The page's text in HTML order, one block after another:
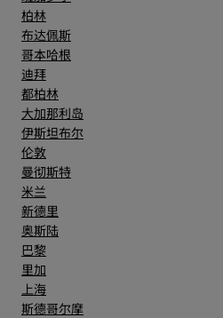
柏林
布达佩斯
哥本哈根
迪拜
都柏林
大加那利岛
伊斯坦布尔
伦敦
曼彻斯特
米兰
新德里
奥斯陆
巴黎
里加
上海
斯德哥尔摩